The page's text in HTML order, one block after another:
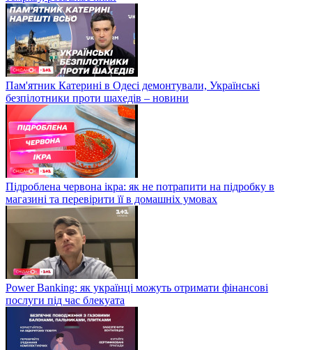
Пам'ятник Катерині в Одесі демонтували, Українські
безпілотники проти шахедів – новини
Підроблена червона ікра: як не потрапити на підробку в
магазині та перевірити її в домашніх умовах
Power Banking: як українці можуть отримати фінансові
послуги під час блекуата